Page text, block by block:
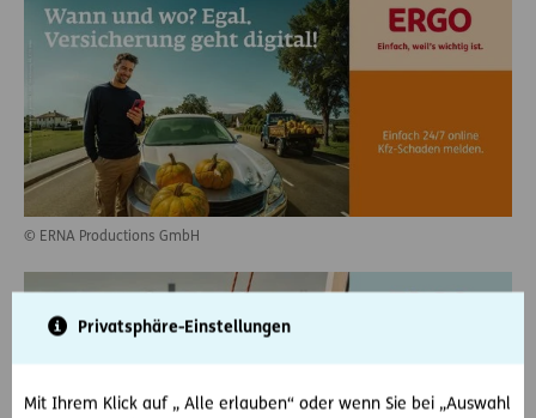
Privatsphäre-Einstellungen
Mit Ihrem Klick auf „ Alle erlauben“ oder wenn Sie bei „Auswahl
© ERNA Productions GmbH